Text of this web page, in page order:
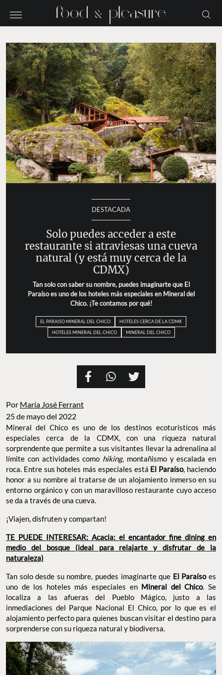
DESTACADA
Solo puedes acceder a este
restaurante si atraviesas una cueva
natural (y está muy cerca de la
CDMX)
Tan solo con saber su nombre, puedes imaginarte que El
Paraíso es uno de los hoteles más especiales en Mineral del
Chico. ¡Te contamos por qué!
EL PARAISO MINERAL DEL CHICO
HOTELES CERCA DE LA CDMX
HOTELES MINERAL DEL CHICO
MINERAL DEL CHICO
Por María José Ferrant
25 de mayo del 2022
Mineral del Chico es uno de los destinos ecoturísticos más
especiales cerca de la CDMX, con una riqueza natural
sorprendente que permite a sus visitantes llevar la adrenalina al
límite con actividades como hiking, montañismo y escalada en
roca. Entre sus hoteles más especiales está El Paraíso, haciendo
honor a su nombre al tratarse de un alojamiento inmerso en su
entorno orgánico y con un maravilloso restaurante cuyo acceso
se da a través de una cueva.
¡Viajen, disfruten y compartan!
TE PUEDE INTERESAR: Acacia: el encantador fine dining en
medio del bosque (ideal para relajarte y disfrutar de la
naturaleza)
Tan solo desde su nombre, puedes imaginarte que El Paraísoes
uno de los hoteles más especiales enMineral del Chico. Se
localiza a las afueras del Pueblo Mágico, justo a las
inmediaciones del Parque Nacional El Chico, por lo que es el
alojamiento perfecto para quienes buscan visitar el destino para
sorprenderse con su riqueza natural y biodiversa.